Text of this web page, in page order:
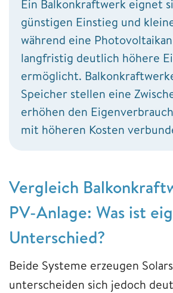
Ein Balkonkraftwerk eignet
günstigen Einstieg und
während eine
langfristig deutlich höhere
ermöglicht.
Speicher stellen eine
erhöhen den
mit höheren Kosten
Vergleich
PV-Anlage: Was ist
Unterschied?
Beide Systeme erzeugen
unterscheiden sich jedoch